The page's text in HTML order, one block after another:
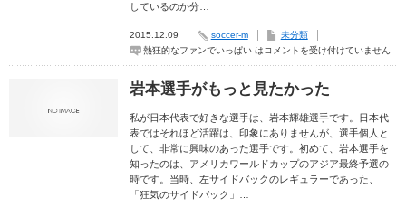
しているのか分…
2015.12.09 soccer-m
未分類
熱狂的なファンでいっぱい はコメントを受け付けていません
岩本選手がもっと見たかった
私が日本代表で好きな選手は、岩本輝雄選手です。日本代
表ではそれほど活躍は、印象にありませんが、選手個人と
して、非常に興味のあった選手です。初めて、岩本選手を
知ったのは、アメリカワールドカップのアジア最終予選の
時です。当時、左サイドバックのレギュラーであった、
「狂気のサイドバック」…